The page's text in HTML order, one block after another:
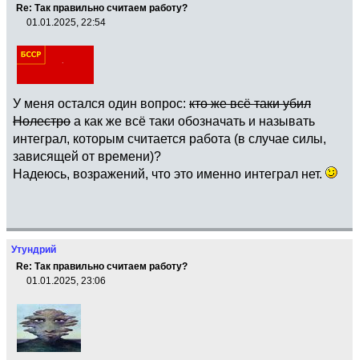
Re: Так правильно считаем работу?
01.01.2025, 22:54
У меня остался один вопрос: кто же всё таки убил
Нолестро а как же всё таки обозначать и называть
интеграл, которым считается работа (в случае силы,
зависящей от времени)?
Надеюсь, возражений, что это именно интеграл нет.
Утундрий
Re: Так правильно считаем работу?
01.01.2025, 23:06